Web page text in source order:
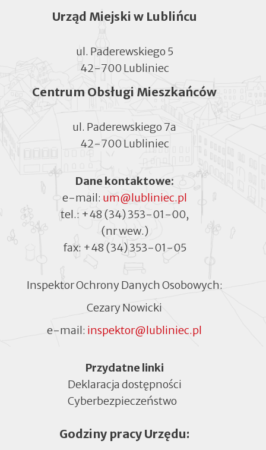
Urząd Miejski w Lublińcu
ul. Paderewskiego 5
42-700 Lubliniec
Centrum Obsługi Mieszkańców
ul. Paderewskiego 7a
42-700 Lubliniec
Dane kontaktowe:
e-mail: um@lubliniec.pl
tel.: +48 (34) 353-01-00,
(nr wew.)
fax: +48 (34) 353-01-05
Inspektor Ochrony Danych Osobowych:
Cezary Nowicki
e-mail: inspektor@lubliniec.pl
MenuPrzydatne linki
Deklaracja dostępności
Cyberbezpieczeństwo
w
Godziny pracy Urzędu: